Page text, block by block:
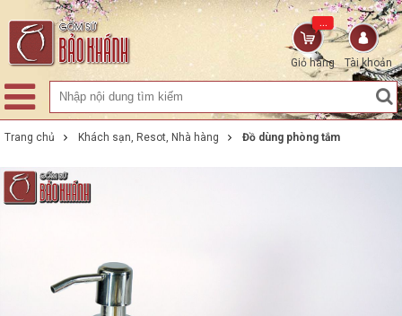
Tài khoản
Giỏ hàng
...
Trang chủ Khách sạn, Resot, Nhà hàng Đồ dùng phòng tắm